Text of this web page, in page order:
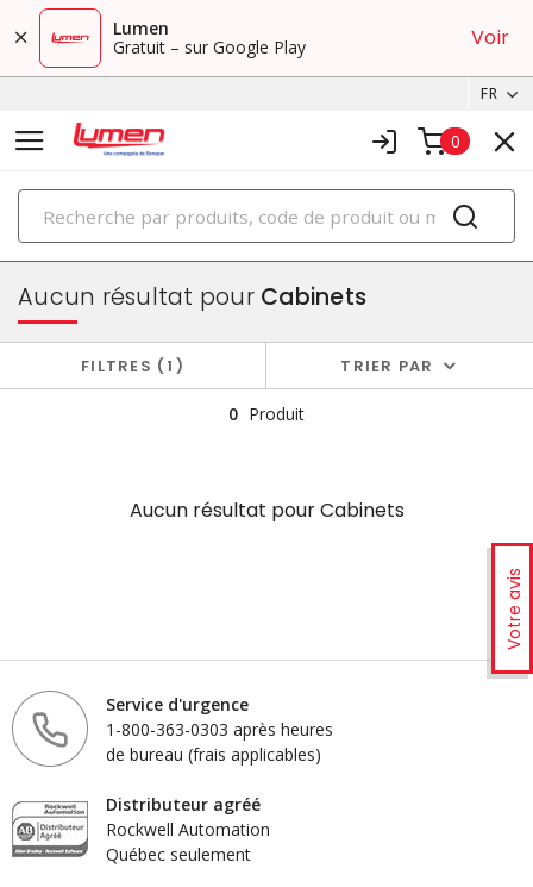
Lumen
Gratuit – sur Google Play
Voir
FR
0
PRODUITS
boîtiers et cabinets
Votre avis
Aucun résultat pourCabinets
FILTRES 1 TRIER PAR
0 Produit
Aucun résultat pourCabinets
Service d'urgence
1-800-363-0303 après heures
de bureau (frais applicables)
Distributeur agréé
Rockwell Automation
Québec seulement